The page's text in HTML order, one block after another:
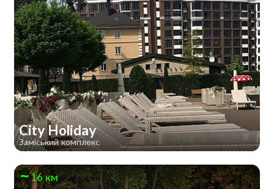
City Holiday
Заміський комплекс
16 км